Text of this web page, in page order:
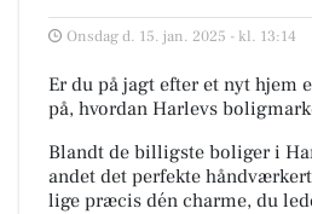
Onsdag d. 15. jan. 2025 - kl. 13:14
Er du på jagt efter et nyt hjem
på, hvordan Harlevs
Blandt de billigste boliger i
andet det perfekte
lige præcis dén charme, du